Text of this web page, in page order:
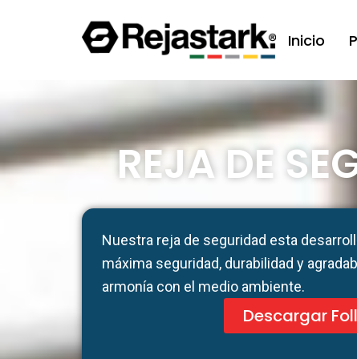
Inicio
REJA DE
Nuestra reja de seguridad esta
máxima seguridad, durabilidad y
armonía con el medio ambiente.
Descargar